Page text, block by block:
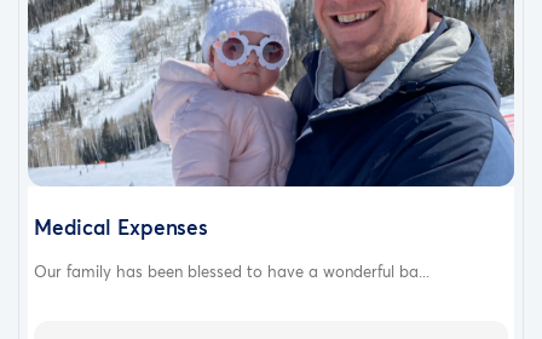
Medical Expenses
Our family has been blessed to have a wonderful ba...